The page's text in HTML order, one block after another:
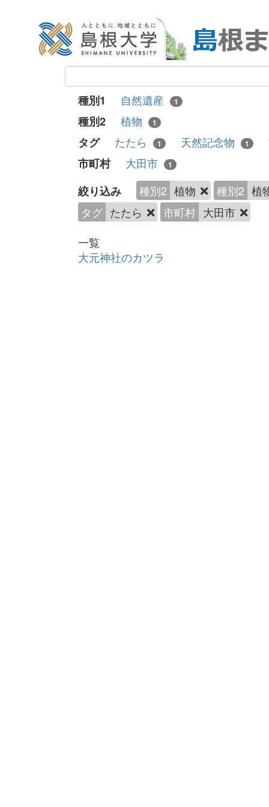
種別1 自然遺産 1
種別2 植物 1
タグ たたら 1 天然記念物 1
市町村
大田市 1
絞り込み 種別2 植物 種別2 植
タグ たたら 市町村 大田市
一覧
大元神社のカツラ